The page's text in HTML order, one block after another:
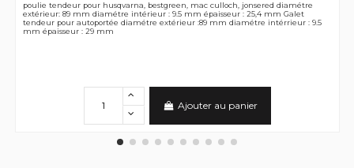
poulie tendeur pour husqvarna, bestgreen, mac culloch, jonsered diamétre
extérieur: 89 mm diamétre intérieur : 9.5 mm épaisseur : 25,4 mm Galet
tendeur pour autoportée diamétre extérieur :89 mm diamétre intérrieur : 9.5
mm épaisseur : 29 mm
Ajouter au panier